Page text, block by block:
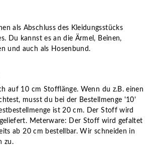
als Abschluss des Kleidungsstücks
Du kannst es an die Ärmel, Beinen,
und auch als Hosenbund.
auf 10 cm Stofflänge. Wenn du z.B. einen
musst du bei der Bestellmenge '10'
ist 20 cm. Der Stoff wird
Meterware: Der Stoff wird gefaltet
ab 20 cm bestellbar. Wir schneiden in
zu.